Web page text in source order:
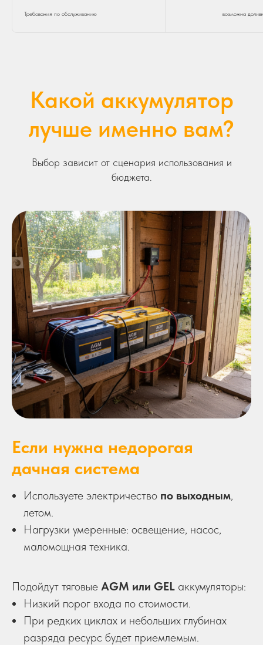
Требования по обслуживанию возможна
Какой аккумулятор
лучше именно вам?
Выбор зависит от сценария использования и
бюджета.
Если нужна недорогая
дачная система
Используете электричество по выходным,
летом.
Нагрузки умеренные: освещение, насос,
маломощная техника.
Подойдут тяговые AGM или GEL аккумуляторы:
Низкий порог входа по стоимости.
При редких циклах и небольших глубинах
разряда ресурс будет приемлемым.